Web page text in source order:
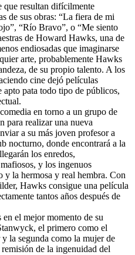
que resultan difícilmente
de sus obras: “La fiera de mi
“Río Bravo”, o “Me siento
de Howard Hawks, una de
endiosadas que imaginarse
arte, probablemente Hawks
de su propio talento. A los
cine dejó películas
apto pata todo tipo de públicos,
en torno a un grupo de
para realizar una nueva
a su más joven profesor a
nocturno, donde encontrará a la
los enredos,
y los ingenuos
la hermosa y real hembra. Con
Hawks consigue una película
tantos años después de
en el mejor momento de su
el primero como el
la segunda como la mujer de
de la ingenuidad del